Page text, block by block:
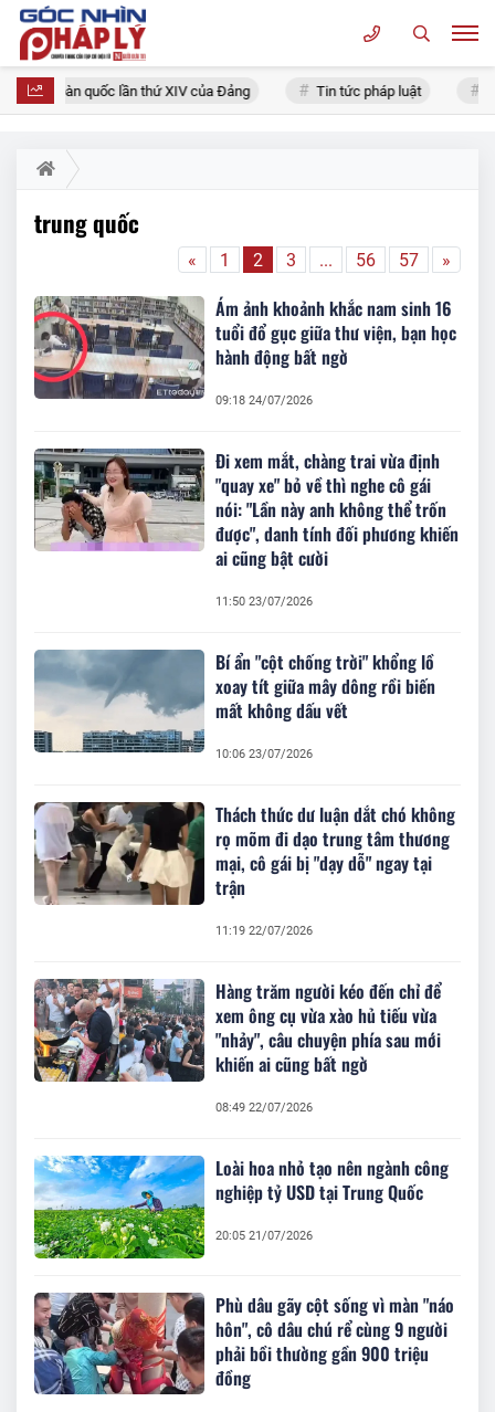
biểu toàn quốc lần thứ XIV của Đảng Tin tức pháp luật
trung quốc
« 1 2 3 ... 56 57 »
Ám ảnh khoảnh khắc nam sinh 16
tuổi đổ gục giữa thư viện, bạn học
hành động bất ngờ
09:18 24/07/2026
Đi xem mắt, chàng trai vừa định
"quay xe" bỏ về thì nghe cô gái
nói: "Lần này anh không thể trốn
được", danh tính đối phương khiến
ai cũng bật cười
11:50 23/07/2026
Bí ẩn "cột chống trời" khổng lồ
xoay tít giữa mây dông rồi biến
mất không dấu vết
10:06 23/07/2026
Thách thức dư luận dắt chó không
rọ mõm đi dạo trung tâm thương
mại, cô gái bị "dạy dỗ" ngay tại
trận
11:19 22/07/2026
Hàng trăm người kéo đến chỉ để
xem ông cụ vừa xào hủ tiếu vừa
"nhảy", câu chuyện phía sau mới
khiến ai cũng bất ngờ
08:49 22/07/2026
Loài hoa nhỏ tạo nên ngành công
nghiệp tỷ USD tại Trung Quốc
20:05 21/07/2026
Phù dâu gãy cột sống vì màn "náo
hôn", cô dâu chú rể cùng 9 người
phải bồi thường gần 900 triệu
đồng